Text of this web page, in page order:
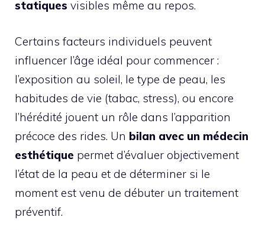
statiques visibles même au repos.
Certains facteurs individuels peuvent
influencer l’âge idéal pour commencer :
l’exposition au soleil, le type de peau, les
habitudes de vie (tabac, stress), ou encore
l’hérédité jouent un rôle dans l’apparition
précoce des rides. Un bilan avec un médecin
esthétique permet d’évaluer objectivement
l’état de la peau et de déterminer si le
moment est venu de débuter un traitement
préventif.